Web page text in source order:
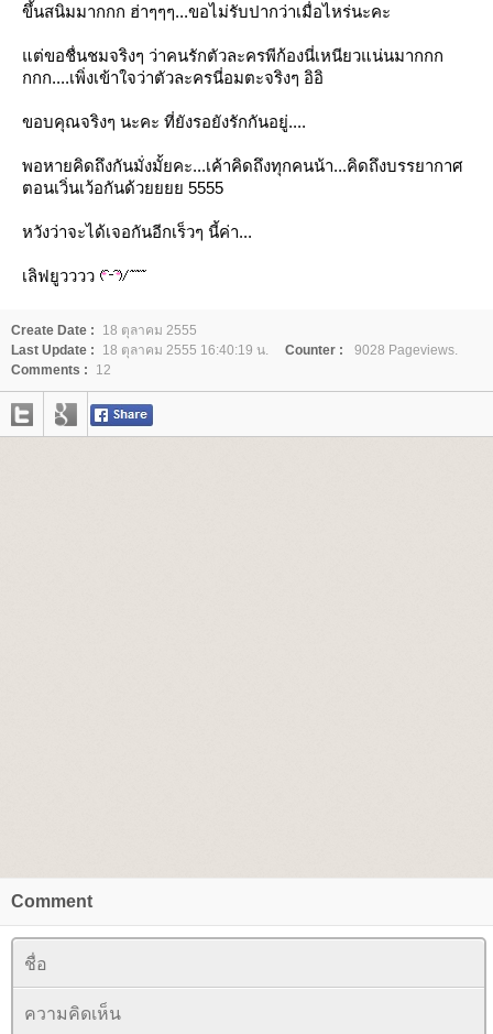
ขึ้นสนิมมากกก ฮ่าๆๆๆ...ขอไม่รับปากว่าเมื่อไหร่นะคะ
ต่ขอชื่นชมจริงๆ ว่าคนรักตัวละครพีก้องนี่เหนียวแน่นมากกก
กกก....เพิ่งเข้าใจว่าตัวละครนี่อมตะจริงๆ อิอิ
ขอบคุณจริงๆ นะคะ ที่ยังรอยังรักกันอยู่....
พอหายคิดถึงกันมั่งมั้ยคะ...เค้าคิดถึงทุกคนน้า...คิดถึงบรรยากาศ
ตอนเวิ่นเว้อกันด้วยยยย 5555
หวังว่าจะได้เจอกันอีกเร็วๆ นี้ค่า...
เลิฟยูวววว
Create Date :
18 ตุลาคม 2555
Last Update :
18 ตุลาคม 2555 16:40:19 น. Counter :
9028 Pageviews.
Comments :
12
Comment